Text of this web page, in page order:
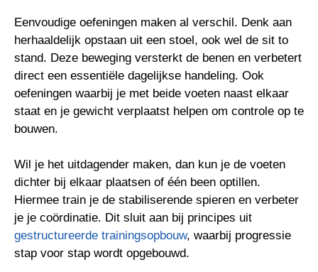
Eenvoudige oefeningen maken al verschil. Denk aan
herhaaldelijk opstaan uit een stoel, ook wel de sit to
stand. Deze beweging versterkt de benen en verbetert
direct een essentiële dagelijkse handeling. Ook
oefeningen waarbij je met beide voeten naast elkaar
staat en je gewicht verplaatst helpen om controle op te
bouwen.
Wil je het uitdagender maken, dan kun je de voeten
dichter bij elkaar plaatsen of één been optillen.
Hiermee train je de stabiliserende spieren en verbeter
je je coördinatie. Dit sluit aan bij principes uit
gestructureerde trainingsopbouw, waarbij progressie
stap voor stap wordt opgebouwd.